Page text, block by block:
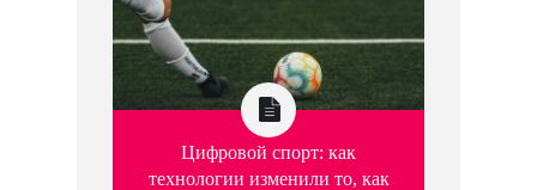
Цифровой спорт: как
технологии изменили то, как